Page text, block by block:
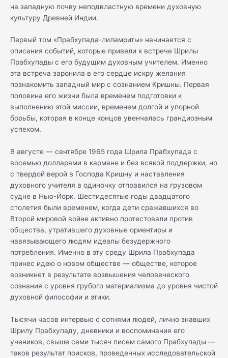
на западную почву неподвластную времени духовную
культуру Древней Индии.
Первый том «Прабхупада-лиламриты» начинается с
описания событий, которые привели к встрече Шрилы
Прабхупады с его будущим духовным учителем. Именно
эта встреча заронила в его сердце искру желания
познакомить западный мир с сознанием Кришны. Первая
половина его жизни была временем подготовки к
выполнению этой миссии, временем долгой и упорной
борьбы, которая в конце концов увенчалась грандиозным
успехом.
В августе — сентябре 1965 года Шрила Прабхупада с
восемью долларами в кармане и без всякой поддержки, но
с твердой верой в Господа Кришну и наставления
духовного учителя в одиночку отправился на грузовом
судне в Нью-Йорк. Шестидесятые годы двадцатого
столетия были временем, когда дети сражавшихся во
Второй мировой войне активно протестовали против
общества, утратившего духовные ориентиры и
навязывающего людям идеалы безудержного
потребления. Именно в эту среду Шрила Прабхупада
принес идею о новом обществе — обществе, которое
возникнет в результате возвышения человеческого
сознания с уровня грубого материализма до уровня чистой
духовной философии и этики.
Тысячи часов интервью с сотнями людей, лично знавших
Шрилу Прабхупаду, дневники и воспоминания его
учеников, свыше семи тысяч писем самого Прабхупады —
таков результат поисков, проведенных исследовательской